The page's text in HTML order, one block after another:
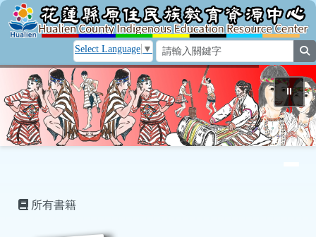
跳至主內容區
花蓮縣原住民族教育資源中心
Select Language ▼
⏸
所有書籍